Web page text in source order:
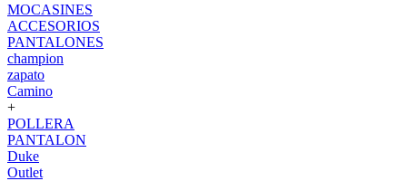
MOCASINES
ACCESORIOS
PANTALONES
champion
zapato
Camino
+
POLLERA
PANTALON
Duke
Outlet